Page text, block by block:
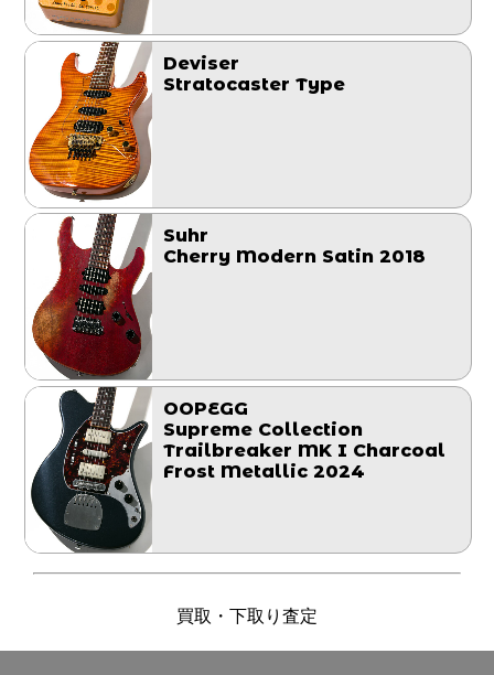
Deviser
Stratocaster Type
Suhr
Cherry Modern Satin 2018
OOPEGG
Supreme Collection
Trailbreaker MK I Charcoal
Frost Metallic 2024
買取・下取り査定